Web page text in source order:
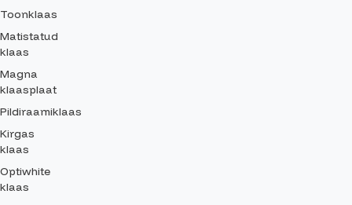
Toonklaas
Matistatud
klaas
Magna
klaasplaat
Pildiraamiklaas
Kirgas
klaas
Optiwhite
klaas